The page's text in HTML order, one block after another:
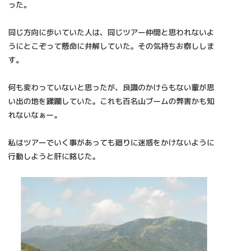
った。
同じ方向に歩いていた人は、同じツアー仲間と思われないよ
うにとこぞって懸命に弁解していた。その気持ちお察ししま
す。
何も変わっていないと思ったが、良識のかけらもない輩が思
い出の地を蹂躙していた。これも百名山ブームの弊害かも知
れないなぁー。
私はツアーでいく事があっても廻りに迷惑をかけないように
行動しようと肝に銘じた。